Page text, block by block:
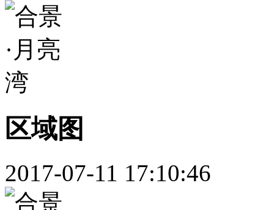
区域图
2017-07-11 17:10:46